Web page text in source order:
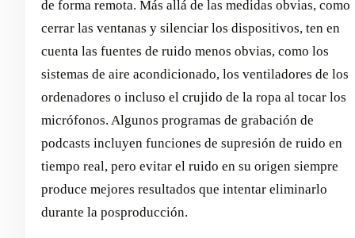
de forma remota. Más allá de las medidas obvias, como
cerrar las ventanas y silenciar los dispositivos, ten en
cuenta las fuentes de ruido menos obvias, como los
sistemas de aire acondicionado, los ventiladores de los
ordenadores o incluso el crujido de la ropa al tocar los
micrófonos. Algunos programas de grabación de
podcasts incluyen funciones de supresión de ruido en
tiempo real, pero evitar el ruido en su origen siempre
produce mejores resultados que intentar eliminarlo
durante la posproducción.